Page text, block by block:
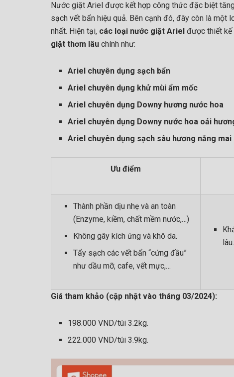
Nước giặt Ariel được kết hợp công thức đặc biệt
sạch vết bẩn hiệu quả. Bên cạnh đó, đây còn là một
nhất. Hiện tại, các loại nước giặt Ariel được thiết kế
giặt thơm lâu chính như:
Ariel chuyên dụng sạch bẩn
Ariel chuyên dụng khử mùi ẩm mốc
Ariel chuyên dụng Downy hương nước hoa
Ariel chuyên dụng Downy nước hoa oải
Ariel chuyên dụng sạch sâu hương nắng mai
Ưu điểm
Thành phần dịu nhẹ và an toàn
(Enzyme, kiềm, chất mềm nước,…)
Không gây kích ứng và khô da.
Tẩy sạch các vết bẩn “cứng đầu”
như dầu mỡ, cafe, vết mực,…
lâu.
Giá tham khảo (cập nhật vào tháng 03/2024):
198.000 VND/túi 3.2kg.
222.000 VND/túi 3.9kg.